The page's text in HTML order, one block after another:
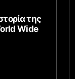
της
Wide